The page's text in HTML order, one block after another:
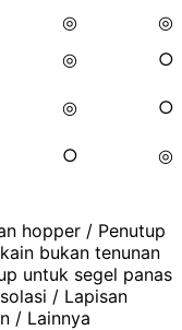
◎
◎
◎
○
◎
○
○
◎
hopper / Penutup
bukan tenunan
untuk segel panas
/ Lapisan
/ Lainnya